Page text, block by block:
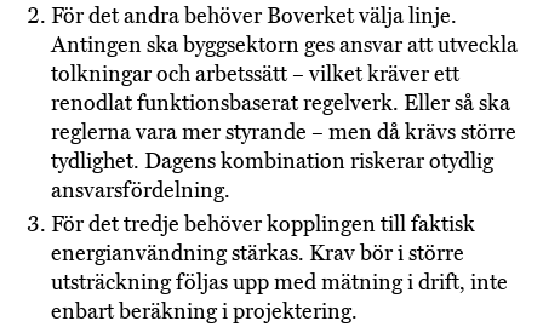
För det andra behöver Boverket välja linje.
Antingen ska byggsektorn ges ansvar att utveckla
tolkningar och arbetssätt – vilket kräver ett
renodlat funktionsbaserat regelverk. Eller så ska
reglerna vara mer styrande – men då krävs större
tydlighet. Dagens kombination riskerar otydlig
ansvarsfördelning.
För det tredje behöver kopplingen till faktisk
energianvändning stärkas. Krav bör i större
utsträckning följas upp med mätning i drift, inte
enbart beräkning i projektering.